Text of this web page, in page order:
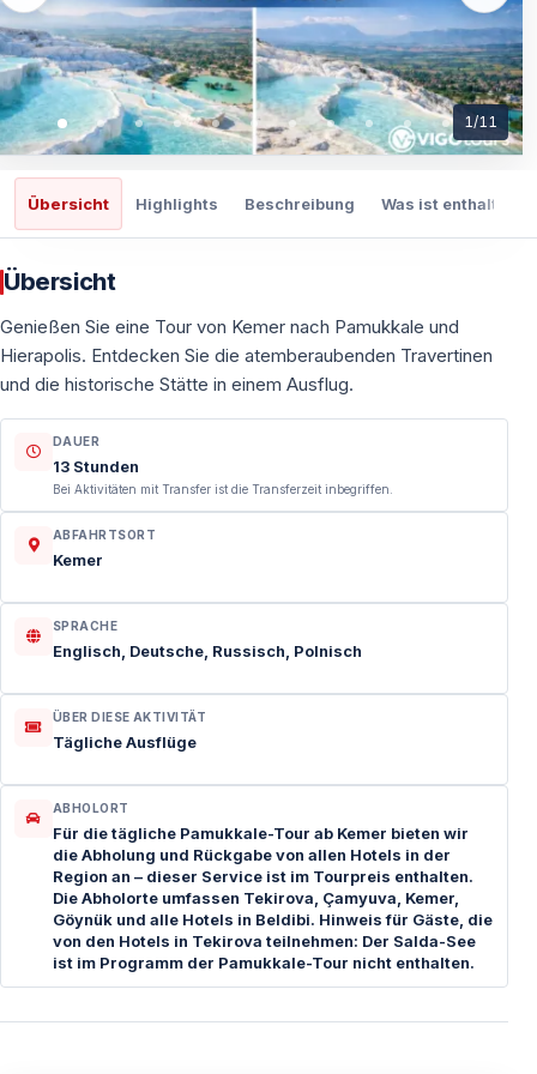
1/11
Übersicht Highlights Beschreibung Was ist enthalten
Übersicht
Genießen Sie eine Tour von Kemer nach Pamukkale und
Hierapolis. Entdecken Sie die atemberaubenden Travertinen
und die historische Stätte in einem Ausflug.
DAUER
13 Stunden
Bei Aktivitäten mit Transfer ist die Transferzeit inbegriffen.
ABFAHRTSORT
Kemer
SPRACHE
Englisch, Deutsche, Russisch, Polnisch
ÜBER DIESE AKTIVITÄT
Tägliche Ausflüge
ABHOLORT
Für die tägliche Pamukkale-Tour ab Kemer bieten wir
die Abholung und Rückgabe von allen Hotels in der
Region an – dieser Service ist im Tourpreis enthalten.
Die Abholorte umfassen Tekirova, Çamyuva, Kemer,
Göynük und alle Hotels in Beldibi. Hinweis für Gäste, die
von den Hotels in Tekirova teilnehmen: Der Salda-See
ist im Programm der Pamukkale-Tour nicht enthalten.